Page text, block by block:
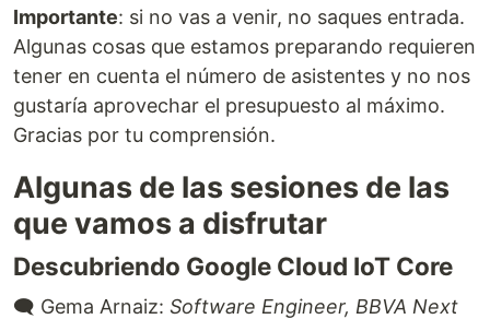
Importante: si no vas a venir, no saques entrada.
Algunas cosas que estamos preparando requieren
tener en cuenta el número de asistentes y no nos
gustaría aprovechar el presupuesto al máximo.
Gracias por tu comprensión.
Algunas de las sesiones de las
que vamos a disfrutar
Descubriendo Google Cloud IoT Core
🗨️ Gema Arnaiz: Software Engineer, BBVA Next